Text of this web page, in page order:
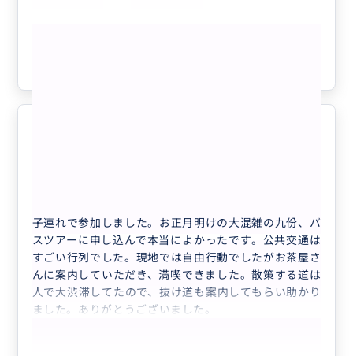
子連れで参加しました。お正月明けの大混雑の九份、バ
スツアーに申し込んで本当によかったです。公共交通は
すごい行列でした。現地では自由行動でしたがお茶屋さ
んに案内していただき、満喫できました。散策する道は
人で大渋滞してたので、抜け道も案内してもらい助かり
ました。ありがとうございました。